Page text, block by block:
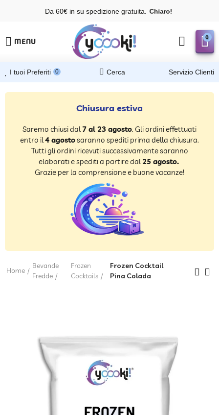
Da 60€ in su spedizione gratuita. Yoooki!
MENU 0
I tuoi Preferiti 0 Cerca Servizio Clienti
Chiusura estiva
Saremo chiusi dal 7 al 23 agosto. Gli ordini effettuati
entro il4 agostosaranno spediti prima della chiusura.
Tutti gli ordini ricevuti successivamente saranno
elaborati e spediti a partire dal25 agosto.
Grazie per la comprensione e buone vacanze!
Home
Bevande
Fredde
Frozen
Cocktails
Frozen Cocktail
Pina Colada